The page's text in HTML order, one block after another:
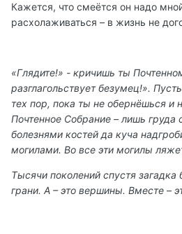
Кажется, что смеётся он надо
расхолаживаться – в жизнь не
«Глядите!» - кричишь ты
разглагольствует безумец!».
тех пор, пока ты не обернёшься и
Почтенное Собрание – лишь
болезнями костей да куча
могилами. Во все эти могилы
Тысячи поколений спустя загадка
грани. А – это вершины. Вместе –